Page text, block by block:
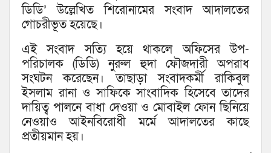
ডিডি’ উল্লেখিত শিরোনামের সংবাদ আদালতের
গোচরীভূত হয়েছে।
এই সংবাদ সত্যি হয়ে থাকলে অফিসের উপ-
পরিচালক (ডিডি) নুরুল হুদা ফৌজদারী অপরাধ
সংঘটন করেছেন। তাছাড়া সংবাদকর্মী রাকিবুল
ইসলাম রানা ও সাফিকে সাংবাদিক হিসেবে তাদের
দায়িত্ব পালনে বাধা দেওয়া ও মোবাইল ফোন ছিনিয়ে
নেওয়াও আইনবিরোধী মর্মে আদালতের কাছে
প্রতীয়মান হয়।